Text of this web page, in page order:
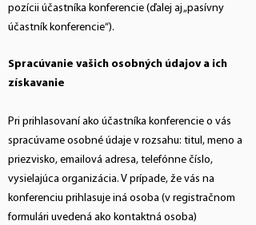
pozícii účastníka konferencie (ďalej aj „pasívny
účastník konferencie“).
Spracúvanie vašich osobných údajov a ich
získavanie
Pri prihlasovaní ako účastníka konferencie o vás
spracúvame osobné údaje v rozsahu: titul, meno a
priezvisko, emailová adresa, telefónne číslo,
vysielajúca organizácia. V prípade, že vás na
konferenciu prihlasuje iná osoba (v registračnom
formulári uvedená ako kontaktná osoba)